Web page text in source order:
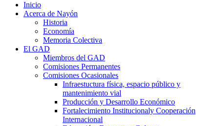
Inicio
Acerca de Nayón
Historia
Economía
Memoria Colectiva
El GAD
Miembros del GAD
Comisiones Permanentes
Comisiones Ocasionales
Infraestuctura física, espacio público y
mantenimiento vial
Producción y Desarrollo Económico
Fortalecimiento Institucionaly Cooperación
Internacional